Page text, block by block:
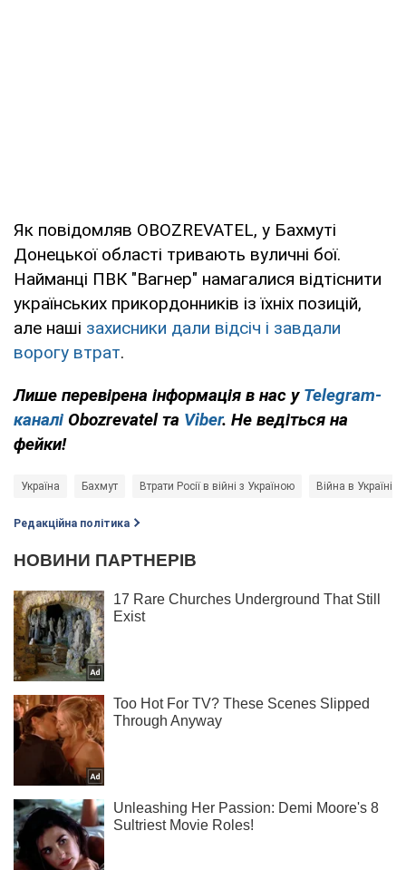
Як повідомляв OBOZREVATEL, у Бахмуті
Донецької області тривають вуличні бої.
Найманці ПВК "Вагнер" намагалися відтіснити
українських прикордонників із їхніх позицій,
але наші захисники дали відсіч і завдали
ворогу втрат.
Лише перевірена інформація в нас у Telegram-
каналі Obozrevatel та Viber. Не ведіться на
фейки!
Україна Бахмут Втрати Росії в війні з Україною Війна в Україні
Редакційна політика